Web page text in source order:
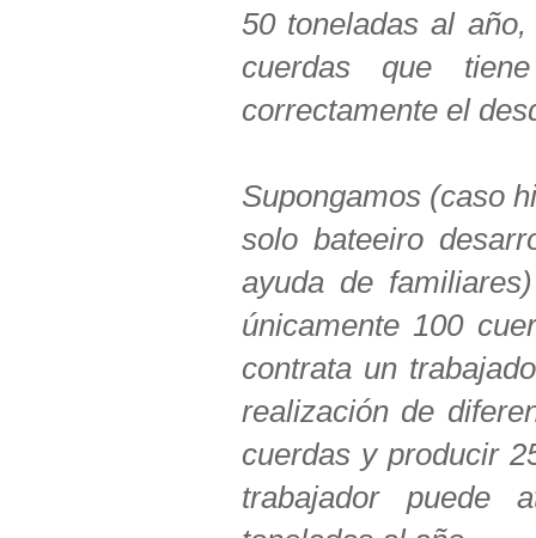
50 toneladas al
cuerdas que
correctamente el
Supongamos (caso
solo bateeiro
ayuda de
únicamente 100
contrata un
realización de
cuerdas y producir
trabajador puede